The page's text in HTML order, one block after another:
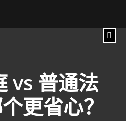
vs 普通法
更省心？